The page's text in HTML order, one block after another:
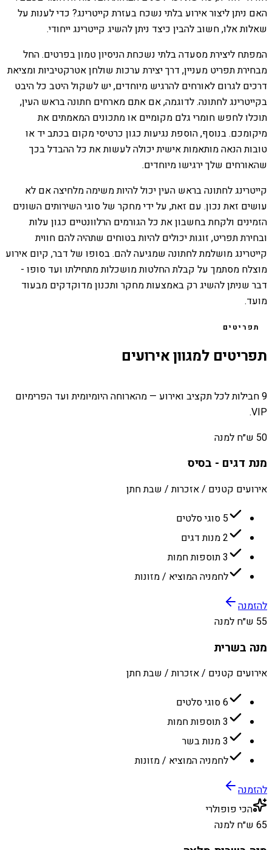
האם ניתן ליצור אירוע בלתי נשכח בעזרת קייטרינג? כדי לענות על
שאלות אלו, חשוב להבין כיצד ניתן להשיג קייטרינג ייחודי.
המפתח ליצירת מסעדה בלתי נשכחת הניסיון טמון בפרטים. החל
מבחירת תפריט מעניין, דרך יצירת ערכות שולחן אטרקטיביות ומציאת
דרכים לגרום לאורחים להרגיש מיוחדים, יש לשקול היטב כל היבט
בקייטרינג לחתונה. לדוגמה, אם אתם מארחים חתונה בראש העין,
תוכלו לחפש חומרי גלם מקומיים או מתכונים המאמתים את
מיקומכם. בנוסף, הוספת נגיעות כגון כרטיסי מקום בכתב יד או
טובות הנאה מותאמות אישית יכולה לעשות את כל ההבדל בכך
שהאורחים שלך ירגישו מיוחדים.
קייטרינג לחתונה בראש העין יכול להיות משימה מלחיצה אם לא
עושים זאת נכון. עם זאת, על ידי מחקר של סוגי השירותים השונים
הזמינים ולקחת בחשבון את כל הגורמים הרלוונטיים כגון עלות
ובחירת תפריט, זוגות יכולים להיות בטוחים שתהיה להם חווית
קייטרינג מושלמת לחתונה שמגיעה להם. בסופו של דבר, קיום אירוע
מוצלח מסתמך על קבלת החלטות מושכלות מתחילתו ועד סופו -
דבר שניתן להשיג רק באמצעות מחקר ותכנון מדוקדקים מבעוד
מועד.
תפריטים
תפריטים למגוון אירועים
9 חבילות לכל תקציב ואירוע — מהארוחה היומיומית ועד הפרימיום
VIP.
50 ש״ח למנה
מנת דגים - בסיס
אירועים קטנים / אזכרות / שבת חתן
5 סוגי סלטים
2 מנות דגים
3 תוספות חמות
לחמניה המוציא / מזונות
להזמנה
55 ש״ח למנה
מנה בשרית
אירועים קטנים / אזכרות / שבת חתן
6 סוגי סלטים
3 תוספות חמות
3 מנות בשר
לחמניה המוציא / מזונות
להזמנה
הכי פופולרי
65 ש״ח למנה